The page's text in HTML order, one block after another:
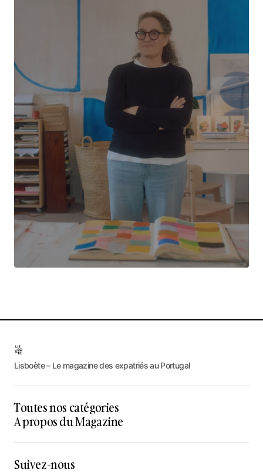
Lisboète – Le magazine des expatriés au Portugal
Toutes nos catégories
A propos du Magazine
Suivez-nous